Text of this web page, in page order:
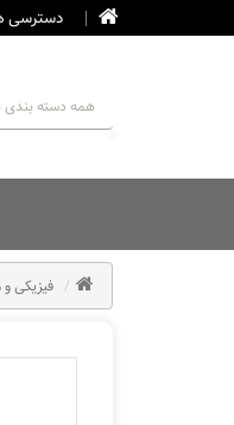
دسترسی
همه دسته بندی
فیزیکی